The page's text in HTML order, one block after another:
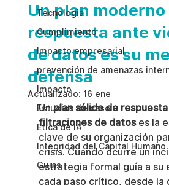
Tecnologia
Cumplimiento
Impacto empresarial
prevención de amenazas
Impacto
Estudios de caso
Etica de IA
Integridad del Capital Humano
Guias
Un plan moderno
respuesta ante
de datos es su
defensa
Actualizado: 16 ene
Un plan sólido de
filtraciones de datos es la
clave de su organización
crisis. Cuando ocurre un
estrategia formal guía a su
cada paso crítico, desde la